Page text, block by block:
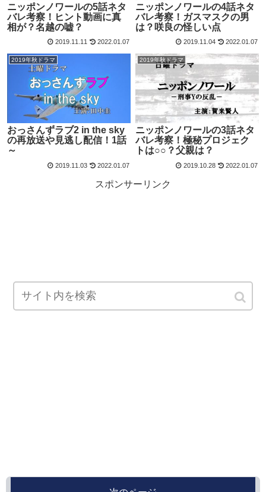
ニッポンノワールの5話ネタ
バレ考察！ヒント動画に真
相が？名越の嘘？
2019.11.11 2022.01.07
ニッポンノワールの4話ネタ
バレ考察！ガスマスクの男
は？咲良の怪しい点
2019.11.04 2022.01.07
2019年秋ドラマ
おっさんずラブ2 in the sky
の再放送や見逃し配信！1話
～
2019.11.03 2022.01.07
2019年秋ドラマ
ニッポンノワールの3話ネタ
バレ考察！極秘プロジェク
トは○○？父親は？
2019.10.28 2022.01.07
スポンサーリンク